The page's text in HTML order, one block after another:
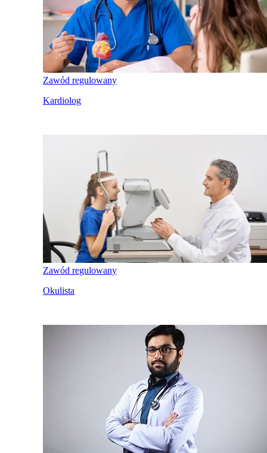
Zawód regulowany
Kardiolog
Zawód regulowany
Okulista